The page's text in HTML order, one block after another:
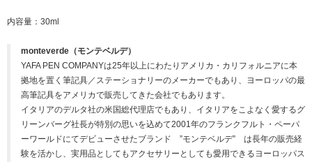
内容量：30ml
monteverde（モンテベルデ）
YAFA PEN COMPANYは25年以上にわたりアメリカ・カリフォルニアに本
拠地を置く筆記具／ステーショナリーのメーカーでもあり、ヨーロッパの最
高筆記具をアメリカで販売してきた会社でもあります。
イタリアのデルタ社の米国総代理店でもあり、イタリアをこよなく愛するグ
リーンバーグ社長が特別の思いを込めて2001年のフランクフルト・ペーパ
ーワールドにてデビューさせたブランド ”モンテベルデ” は長年の販売経
験を活かし、実用品としてもアクセサリーとしても愛用できるヨーロッパス